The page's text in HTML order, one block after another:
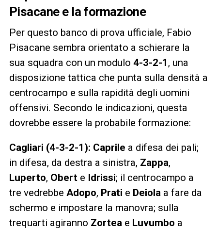
Pisacane e la formazione
Per questo banco di prova ufficiale, Fabio
Pisacane sembra orientato a schierare la
sua squadra con un modulo 4-3-2-1 , una
disposizione tattica che punta sulla densità a
centrocampo e sulla rapidità degli uomini
offensivi. Secondo le indicazioni, questa
dovrebbe essere la probabile formazione:
Cagliari (4-3-2-1): Caprile a difesa dei pali;
in difesa, da destra a sinistra, Zappa,
Luperto, Oberte Idrissi; il centrocampo a
tre vedrebbe Adopo, Prati e Deiolaa fare da
schermo e impostare la manovra; sulla
trequarti agiranno Zorteae Luvumbo a